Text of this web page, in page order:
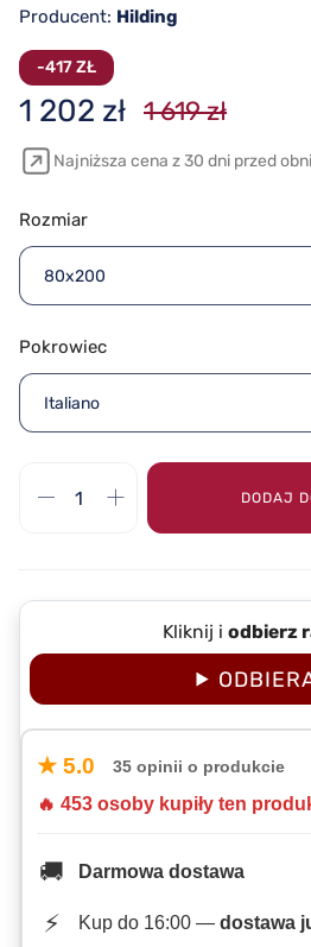
Producent: Hilding
-417 ZŁ
1 202 zł 1 619 zł
Najniższa cena z 30 dni przed
Rozmiar
80x200
Pokrowiec
Italiano
DODAJ
Kliknij i odbierz
★ 5.0 35 opinii o produkcie
🔥 453 osoby kupiły ten
🚚 Darmowa dostawa
⚡ Kup do 16:00 — dostawa